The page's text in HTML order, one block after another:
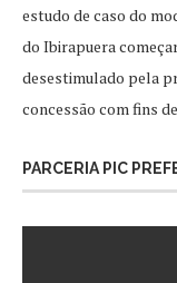
estudo de caso do
do Ibirapuera
desestimulado pela
concessão com fins
PARCERIA PIC